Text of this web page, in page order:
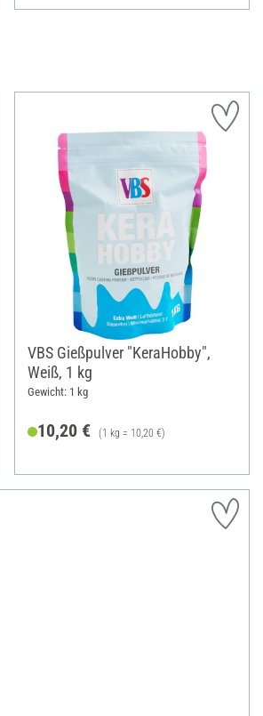
VBS Gießpulver "KeraHobby",
Weiß, 1 kg
Gewicht: 1 kg
10,20 € (1 kg = 10,20 €)